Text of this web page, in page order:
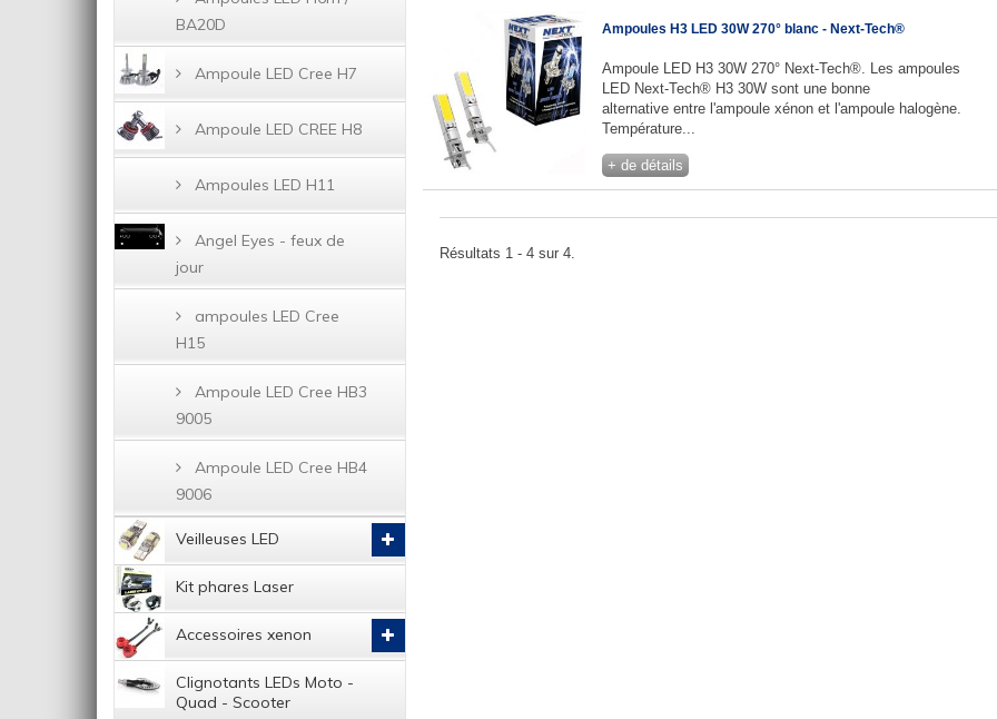
BA20D
Ampoule LED Cree H7
Ampoule LED CREE H8
Ampoules LED H11
Angel Eyes - feux de
jour
ampoules LED Cree
H15
Ampoule LED Cree HB3
9005
Ampoule LED Cree HB4
9006
Veilleuses LED
Kit phares Laser
Accessoires xenon
Clignotants LEDs Moto -
Quad - Scooter
Ampoules H3 LED 30W 270° blanc - Next-Tech®
Ampoule LED H3 30W 270° Next-Tech®. Les ampoules
LED Next-Tech® H3 30W sont une bonne
alternative entre l'ampoule xénon et l'ampoule halogène.
Température...
+ de détails
Résultats 1 - 4 sur 4.